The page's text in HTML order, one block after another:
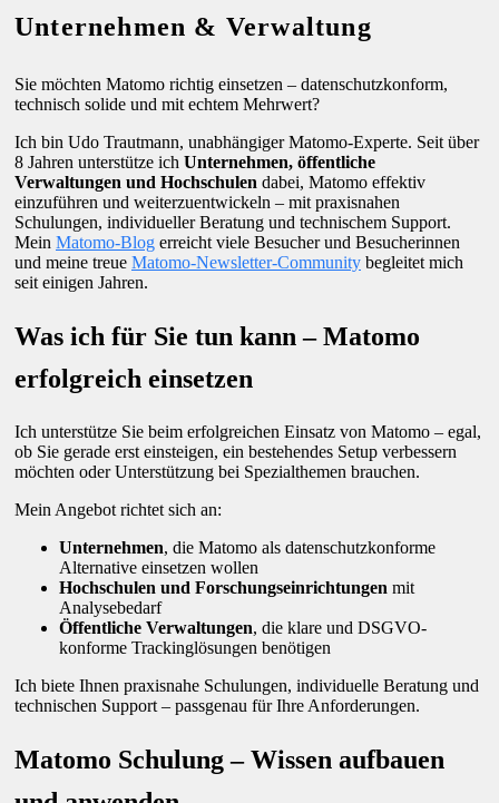
Unternehmen & Verwaltung
Sie möchten Matomo richtig einsetzen – datenschutzkonform,
technisch solide und mit echtem Mehrwert?
Ich bin Udo Trautmann, unabhängiger Matomo-Experte. Seit über
8 Jahren unterstütze ich Unternehmen, öffentliche
Verwaltungen und Hochschulen dabei, Matomo effektiv
einzuführen und weiterzuentwickeln – mit praxisnahen
Schulungen, individueller Beratung und technischem Support.
Mein Matomo-Blog erreicht viele Besucher und Besucherinnen
und meine treue Matomo-Newsletter-Community begleitet mich
seit einigen Jahren.
Was ich für Sie tun kann – Matomo
erfolgreich einsetzen
Ich unterstütze Sie beim erfolgreichen Einsatz von Matomo – egal,
ob Sie gerade erst einsteigen, ein bestehendes Setup verbessern
möchten oder Unterstützung bei Spezialthemen brauchen.
Mein Angebot richtet sich an:
Unternehmen, die Matomo als datenschutzkonforme
Alternative einsetzen wollen
Hochschulen und Forschungseinrichtungen mit
Analysebedarf
Öffentliche Verwaltungen, die klare und DSGVO-
konforme Trackinglösungen benötigen
Ich biete Ihnen praxisnahe Schulungen, individuelle Beratung und
technischen Support – passgenau für Ihre Anforderungen.
Matomo Schulung – Wissen aufbauen